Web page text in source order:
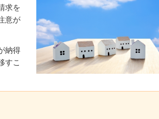
求を
意が
納得
すこ